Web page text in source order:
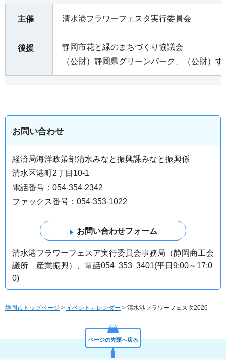
主催 清水港フラワーフェスタ実行委員会
後援
静岡市花と緑のまちづくり協議会
（公財）静岡県グリーンパーク、（公財）
お問い合わせ
経済局海洋政策部清水みなと振興課みなと振興係
清水区港町2丁目10-1
電話番号：054-354-2342
ファックス番号：054-353-1022
清水港フラワーフェスア実行委員会事務局（静岡商工会
議所 産業振興）、電話054ｰ353ｰ3401(平日9:00～17:0
0)
静岡市トップページ > イベントカレンダー > 清水港フラワーフェスタ2026
ページの先頭へ戻る